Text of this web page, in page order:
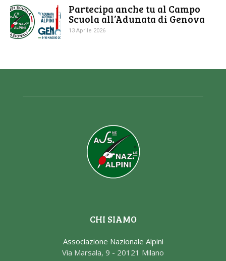
Partecipa anche tu al Campo
Scuola all’Adunata di Genova
13 Aprile 2026
CHI SIAMO
Associazione Nazionale Alpini
Via Marsala, 9 - 20121 Milano